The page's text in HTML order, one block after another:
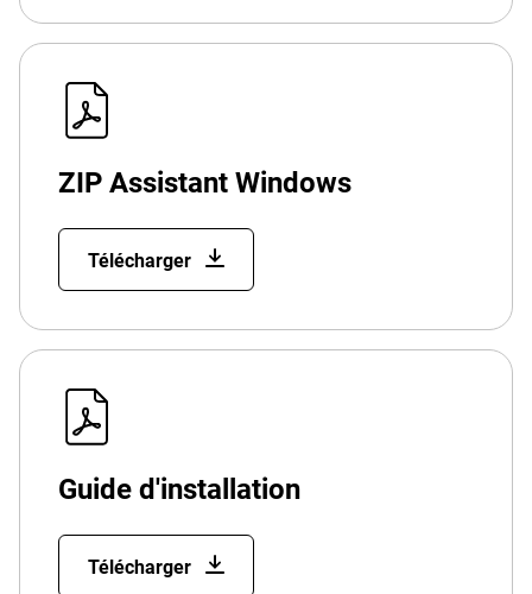
ZIP Assistant Windows
Télécharger
Guide d'installation
Télécharger